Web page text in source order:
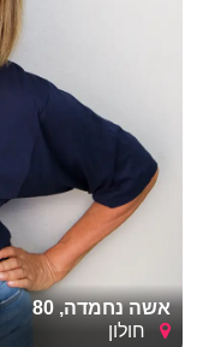
אשה נחמדה, 80
חולון